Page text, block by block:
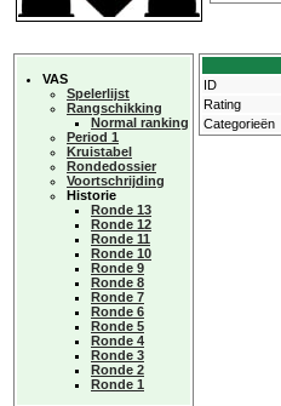
VAS
Spelerlijst
Rangschikking
Normal ranking
Period 1
Kruistabel
Rondedossier
Voortschrijding
Historie
Ronde 13
Ronde 12
Ronde 11
Ronde 10
Ronde 9
Ronde 8
Ronde 7
Ronde 6
Ronde 5
Ronde 4
Ronde 3
Ronde 2
Ronde 1
ID
Rating
Categorieën